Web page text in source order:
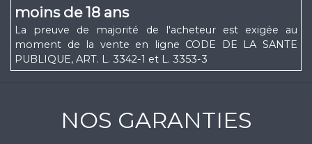
moins de 18 ans
La preuve de majorité de l'acheteur est exigée au
moment de la vente en ligne CODE DE LA SANTE
PUBLIQUE, ART. L. 3342-1 et L. 3353-3
NOS GARANTIES